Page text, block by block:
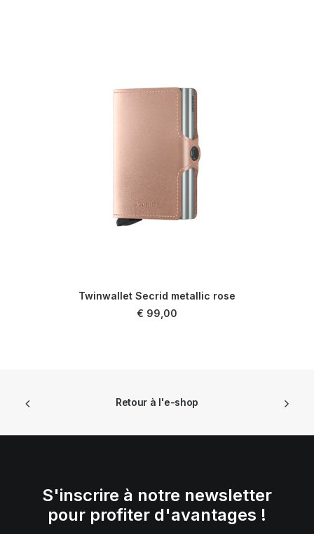
Twinwallet Secrid metallic rose
€ 99,00
Retour à l'e-shop
S'inscrire à notre newsletter
pour profiter d'avantages !